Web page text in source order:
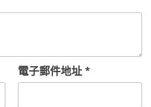
電子郵件地址 *